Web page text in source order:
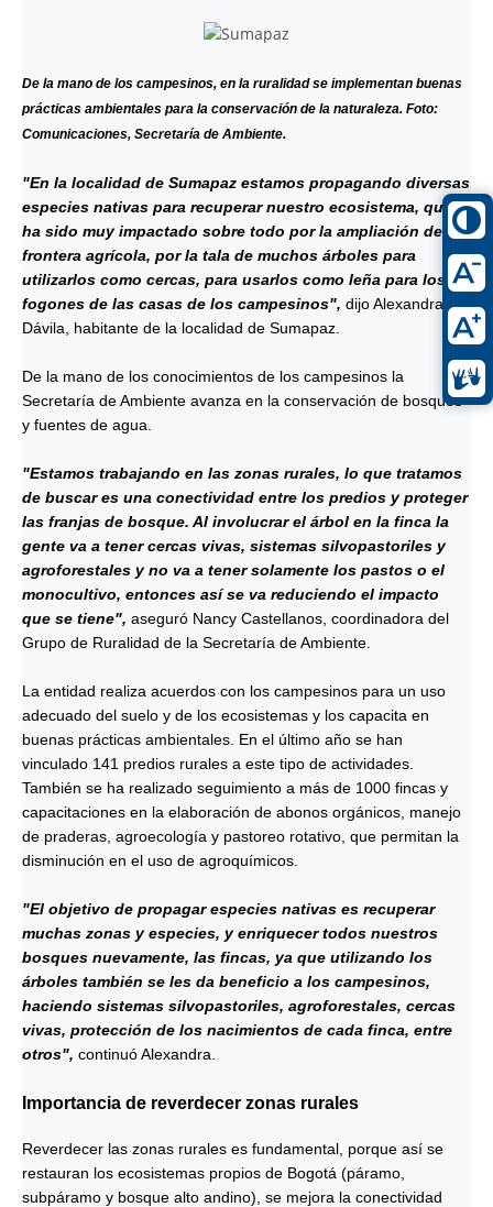
De la mano de los campesinos, en la ruralidad se implementan buenas
prácticas ambientales para la conservación de la naturaleza. Foto:
Comunicaciones, Secretaría de Ambiente.
"En la localidad de Sumapaz estamos propagando diversas
especies nativas para recuperar nuestro ecosistema, que
ha sido muy impactado sobre todo por la ampliación de la
frontera agrícola, por la tala de muchos árboles para
utilizarlos como cercas, para usarlos como leña para los
fogones de las casas de los campesinos", dijo Alexandra
Dávila, habitante de la localidad de Sumapaz.
De la mano de los conocimientos de los campesinos la
Secretaría de Ambiente avanza en la conservación de bosques
y fuentes de agua.
"Estamos trabajando en las zonas rurales, lo que tratamos
de buscar es una conectividad entre los predios y proteger
las franjas de bosque. Al involucrar el árbol en la finca la
gente va a tener cercas vivas, sistemas silvopastoriles y
agroforestales y no va a tener solamente los pastos o el
monocultivo, entonces así se va reduciendo el impacto
que se tiene", aseguró Nancy Castellanos, coordinadora del
Grupo de Ruralidad de la Secretaría de Ambiente.
La entidad realiza acuerdos con los campesinos para un uso
adecuado del suelo y de los ecosistemas y los capacita en
buenas prácticas ambientales. En el último año se han
vinculado 141 predios rurales a este tipo de actividades.
También se ha realizado seguimiento a más de 1000 fincas y
capacitaciones en la elaboración de abonos orgánicos, manejo
de praderas, agroecología y pastoreo rotativo, que permitan la
disminución en el uso de agroquímicos.
"El objetivo de propagar especies nativas es recuperar
muchas zonas y especies, y enriquecer todos nuestros
bosques nuevamente, las fincas, ya que utilizando los
árboles también se les da beneficio a los campesinos,
haciendo sistemas silvopastoriles, agroforestales, cercas
vivas, protección de los nacimientos de cada finca, entre
otros", continuó Alexandra.
Importancia de reverdecer zonas rurales
Reverdecer las zonas rurales es fundamental, porque así se
restauran los ecosistemas propios de Bogotá (páramo,
subpáramo y bosque alto andino), se mejora la conectividad